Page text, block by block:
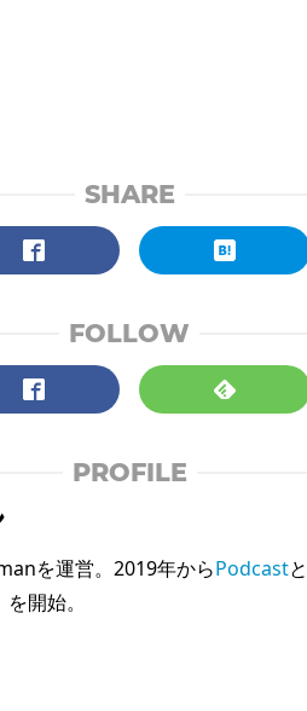
SHARE
FOLLOW
PROFILE
を運営。2019年からPodcastと
開始。